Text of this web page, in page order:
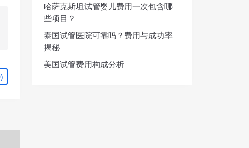
)
哈萨克斯坦试管婴儿费用一次包含哪
些项目？
泰国试管医院可靠吗？费用与成功率
揭秘
美国试管费用构成分析